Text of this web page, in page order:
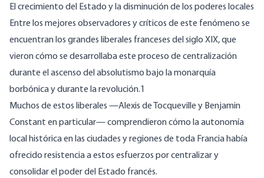
El crecimiento del Estado y la disminución de los poderes locales
Entre los mejores observadores y críticos de este fenómeno se
encuentran los grandes liberales franceses del siglo XIX, que
vieron cómo se desarrollaba este proceso de centralización
durante el ascenso del absolutismo bajo la monarquía
borbónica y durante la revolución.1
Muchos de estos liberales —Alexis de Tocqueville y Benjamin
Constant en particular— comprendieron cómo la autonomía
local histórica en las ciudades y regiones de toda Francia había
ofrecido resistencia a estos esfuerzos por centralizar y
consolidar el poder del Estado francés.